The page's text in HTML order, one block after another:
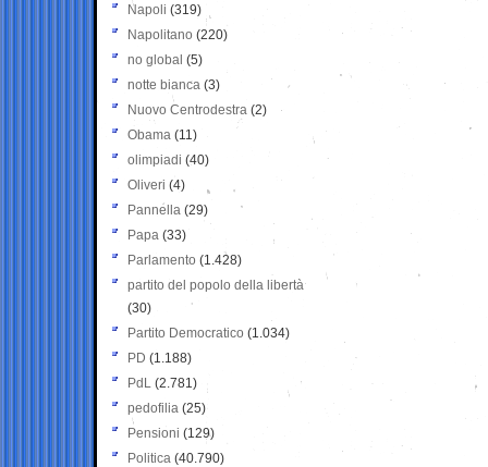
Napoli (319)
Napolitano (220)
no global (5)
notte bianca (3)
Nuovo Centrodestra (2)
Obama (11)
olimpiadi (40)
Oliveri (4)
Pannella (29)
Papa (33)
Parlamento (1.428)
partito del popolo della libertà
(30)
Partito Democratico (1.034)
PD (1.188)
PdL (2.781)
pedofilia (25)
Pensioni (129)
Politica (40.790)